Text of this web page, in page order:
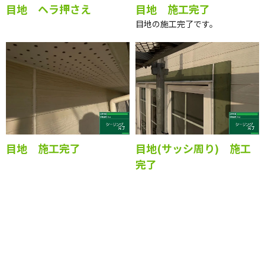
目地 ヘラ押さえ 目地 施工完了
目地の施工完了です。
目地 施工完了
目地(サッシ周り) 施工
完了